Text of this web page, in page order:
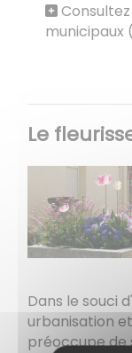
municipaux
Le
Dans le souci
urbanisation
préoccupe de